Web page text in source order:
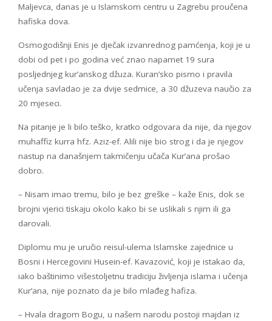
Maljevca, danas je u Islamskom centru u Zagrebu proučena
hafiska dova.
Osmogodišnji Enis je dječak izvanrednog pamćenja, koji je u
dobi od pet i po godina već znao napamet 19 sura
posljednjeg kur’anskog džuza. Kuran’sko pismo i pravila
učenja savladao je za dvije sedmice, a 30 džuzeva naučio za
20 mjeseci.
Na pitanje je li bilo teško, kratko odgovara da nije, da njegov
muhaffiz kurra hfz. Aziz-ef. Alili nije bio strog i da je njegov
nastup na današnjem takmičenju učača Kur’ana prošao
dobro.
– Nisam imao tremu, bilo je bez greške – kaže Enis, dok se
brojni vjerici tiskaju okolo kako bi se uslikali s njim ili ga
darovali.
Diplomu mu je uručio reisul-ulema Islamske zajednice u
Bosni i Hercegovini Husein-ef. Kavazović, koji je istakao da,
iako baštinimo višestoljetnu tradiciju življenja islama i učenja
Kur’ana, nije poznato da je bilo mlađeg hafiza.
– Hvala dragom Bogu, u našem narodu postoji majdan iz